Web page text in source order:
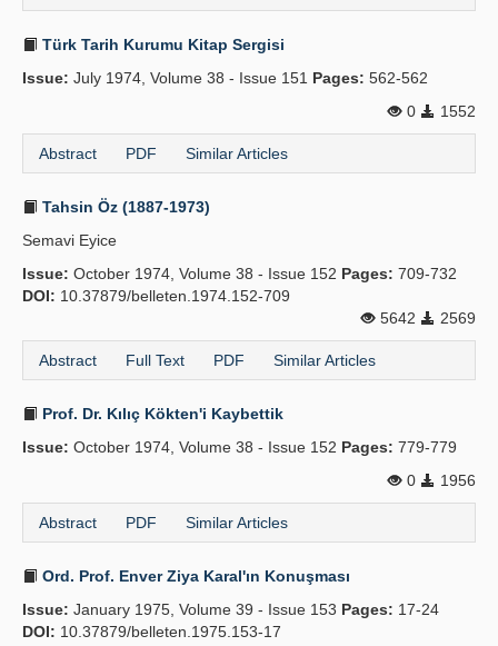
Türk Tarih Kurumu Kitap Sergisi
Issue: July 1974, Volume 38 - Issue 151 Pages: 562-562
0
1552
Abstract PDF Similar Articles
Tahsin Öz (1887-1973)
Semavi Eyice
Issue: October 1974, Volume 38 - Issue 152 Pages: 709-732
DOI: 10.37879/belleten.1974.152-709
5642
2569
Abstract Full Text PDF Similar Articles
Prof. Dr. Kılıç Kökten'i Kaybettik
Issue: October 1974, Volume 38 - Issue 152 Pages: 779-779
0
1956
Abstract PDF Similar Articles
Ord. Prof. Enver Ziya Karal'ın Konuşması
Issue: January 1975, Volume 39 - Issue 153 Pages: 17-24
DOI: 10.37879/belleten.1975.153-17